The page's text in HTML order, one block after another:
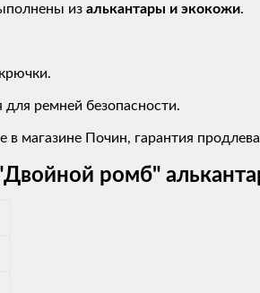
из алькантары и экокожи.
для ремней безопасности.
магазине Почин, гарантия
ромб"